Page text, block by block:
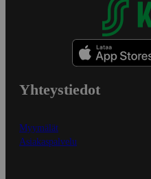
Yhteystiedot
Myymälät
Asiakaspalvelu